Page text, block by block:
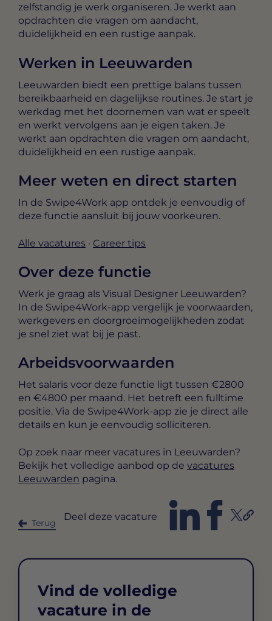
zelfstandig je werk organiseren. Je werkt aan
opdrachten die vragen om aandacht,
duidelijkheid en een rustige aanpak.
Werken in Leeuwarden
Leeuwarden biedt een prettige balans tussen
bereikbaarheid en dagelijkse routines. Je start je
werkdag met het doornemen van wat er speelt
en werkt vervolgens aan je eigen taken. Je
werkt aan opdrachten die vragen om aandacht,
duidelijkheid en een rustige aanpak.
Meer weten en direct starten
In de Swipe4Work app ontdek je eenvoudig of
deze functie aansluit bij jouw voorkeuren.
Alle vacatures · Career tips
Over deze functie
Werk je graag als Visual Designer Leeuwarden?
In de Swipe4Work-app vergelijk je voorwaarden,
werkgevers en doorgroeimogelijkheden zodat
je snel ziet wat bij je past.
Arbeidsvoorwaarden
Het salaris voor deze functie ligt tussen €2800
en €4800 per maand . Het betreft een fulltime
positie. Via de Swipe4Work-app zie je direct alle
details en kun je eenvoudig solliciteren.
Op zoek naar meer vacatures in Leeuwarden?
Bekijk het volledige aanbod op de vacatures
Leeuwarden pagina.
Terug
Deel deze vacature
Vind de volledige
vacature in de